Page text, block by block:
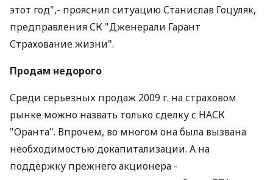
этот год",- прояснил ситуацию Станислав Гоцуляк,
предправления СК "Дженерали Гарант
Страхование жизни".
Продам недорого
Среди серьезных продаж 2009 г. на страховом
рынке можно назвать только сделку с НАСК
"Оранта". Впрочем, во многом она была вызвана
необходимостью докапитализации. А на
поддержку прежнего акционера -